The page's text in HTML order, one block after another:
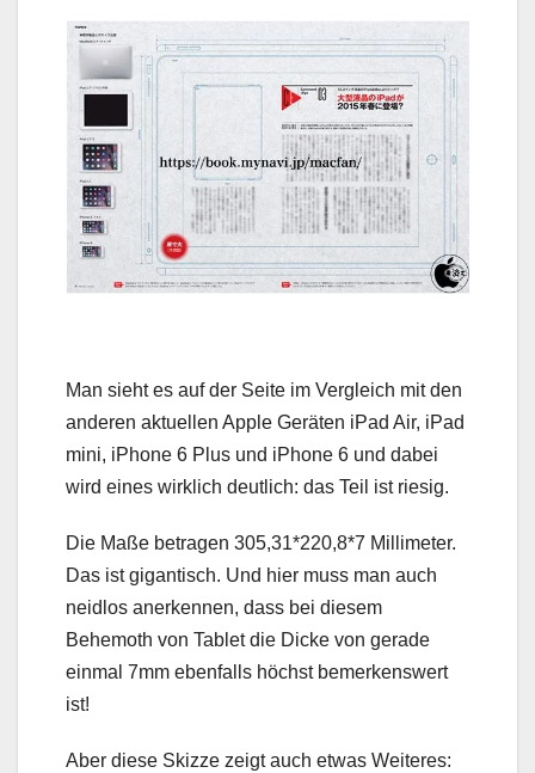
Man sieht es auf der Seite im Vergleich mit den
anderen aktuellen Apple Geräten iPad Air, iPad
mini, iPhone 6 Plus und iPhone 6 und dabei
wird eines wirklich deutlich: das Teil ist riesig.
Die Maße betragen 305,31*220,8*7 Millimeter.
Das ist gigantisch. Und hier muss man auch
neidlos anerkennen, dass bei diesem
Behemoth von Tablet die Dicke von gerade
einmal 7mm ebenfalls höchst bemerkenswert
ist!
Aber diese Skizze zeigt auch etwas Weiteres: